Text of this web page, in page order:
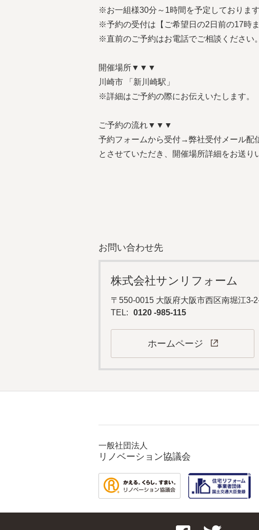
※お一組様30分～1時間を予定しております
※予約の受付は【ご希望日の2日前の17時
※直前のご予約はお電話でご相談ください。
開催場所▼▼▼
川崎市 「新川崎駅」
※詳細はご予約の際にお伝えいたします。
ご予約の流れ▼▼▼
予約フォームから受付→弊社受付メール
とさせていただき、開催場所詳細をお送り
お問い合わせ先
株式会社サンリフォーム
〒550-0015 大阪府大阪市西区南堀江3-
TEL:
0120 -985-115
ホームページ
一般社団法人
リノベーション協議会